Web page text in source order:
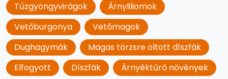
Tűzgyöngyvirágok
Árnyliliomok
Vetőburgonya
Vetőmagok
Dughagymák
Magas törzsre oltott díszfák
Elfogyott
Díszfák
Árnyéktűrő növények